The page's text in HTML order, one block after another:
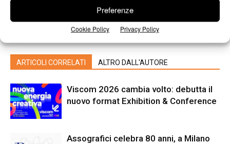
Preferenze
Cookie Policy Privacy Policy
anni e ordina la prima Komori
con tecnologia H-UV e H-UV L
ARTICOLI CORRELATI ALTRO DALL'AUTORE
Viscom 2026 cambia volto: debutta il
nuovo format Exhibition & Conference
Assografici celebra 80 anni, a Milano